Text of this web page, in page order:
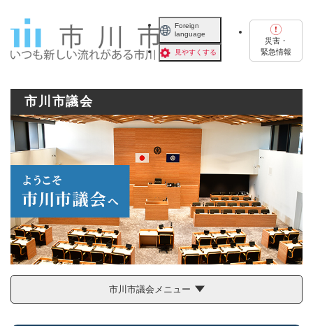
Foreign
language
見やすくする
災害・
緊急情報
市川市議会
市川市議会メニュー